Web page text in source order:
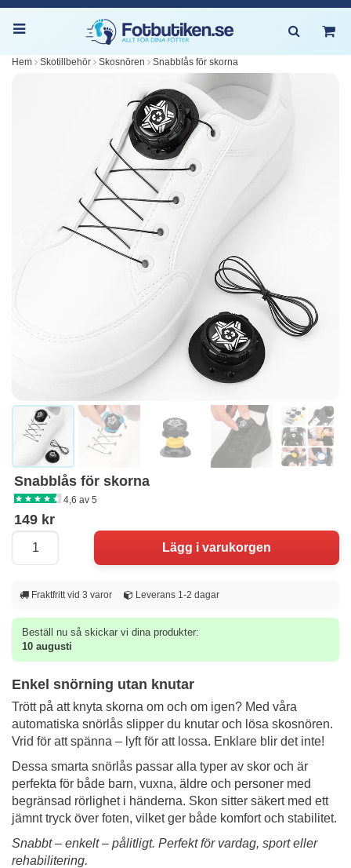
Hem Skotillbehör Skosnören Snabblås för skorna
Snabblås för skorna
4,6 av 5
149 kr
Fraktfritt vid 3 varor Leverans 1-2 dagar
Beställ nu så skickar vi dina produkter:
10 augusti
Enkel snörning utan knutar
Trött på att knyta skorna om och om igen? Med våra
automatiska snörlås slipper du knutar och lösa skosnören.
Vrid för att spänna – lyft för att lossa. Enklare blir det inte!
Dessa smarta snörlås passar alla typer av skor och är
perfekta för både barn, vuxna, äldre och personer med
begränsad rörlighet i händerna. Skon sitter säkert med ett
jämnt tryck över foten, vilket ger både komfort och stabilitet.
Snabbt – enkelt – pålitligt. Perfekt för vardag, sport eller
rehabilitering.